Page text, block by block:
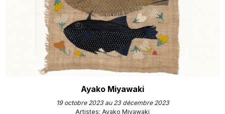
Ayako Miyawaki
19 octobre 2023 au 23 décembre 2023
Artistes: Ayako Miyawaki